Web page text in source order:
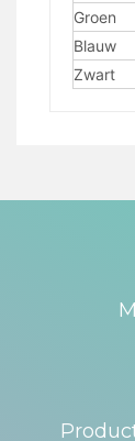
Groen
Blauw
Zwart